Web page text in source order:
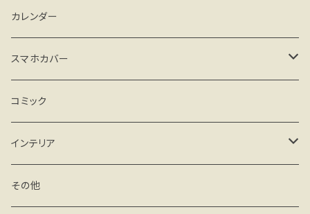
ファスナータイプ
その他
手帳、スケジュール帳
カード、レターセット
メモ、一筆箋
シール
マグネット
カレンダー
スマホカバー
iPhone
クリアケース
ハードケース(マット)
Android
クリアケース
コミック
インテリア
フィギュア
その他